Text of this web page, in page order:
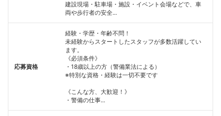
建設現場・駐車場・施設・イベント会場などで、車
両や歩行者の安全...
応募資格
経験・学歴・年齢不問！
未経験からスタートしたスタッフが多数活躍してい
ます。
《必須条件》
・18歳以上の方（警備業法による）
※特別な資格・経験は一切不要です
《こんな方、大歓迎！》
・警備の仕事...